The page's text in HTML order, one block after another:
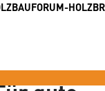
FORUM-